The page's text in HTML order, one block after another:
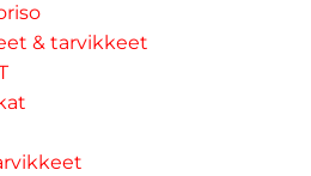
& tarvikkeet